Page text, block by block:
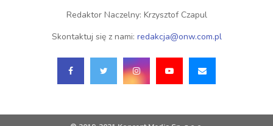
Redaktor Naczelny: Krzysztof Czapul
Skontaktuj się z nami: redakcja@onw.com.pl